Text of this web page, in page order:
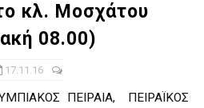
κλ. Μοσχάτου
08.00)
17.11.16
ΠΕΙΡΑΙΑ, ΠΕΙΡΑΪΚΟΣ